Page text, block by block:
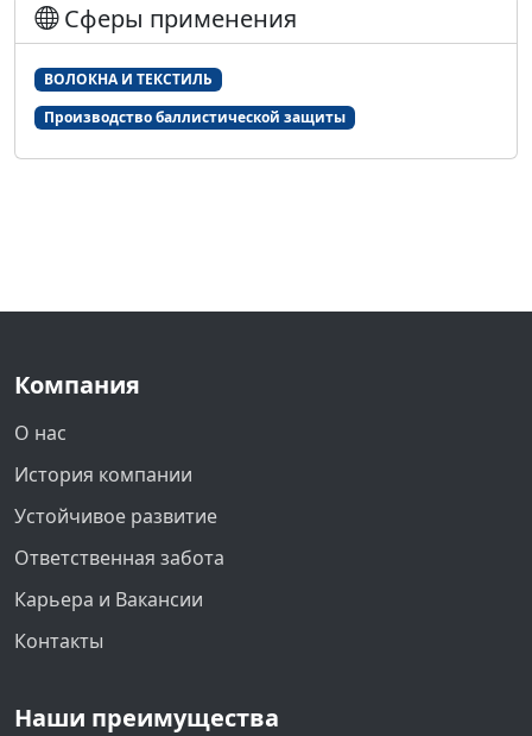
Сферы применения
ВОЛОКНА И ТЕКСТИЛЬ
Производство баллистической защиты
Компания
О нас
История компании
Устойчивое развитие
Ответственная забота
Карьера и Вакансии
Контакты
Наши преимущества